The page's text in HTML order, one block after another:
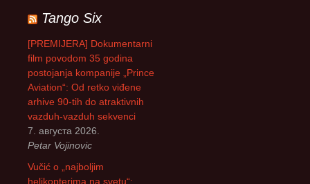
а
г
а
а
Tango Six
[PREMIJERA] Dokumentarni
film povodom 35 godina
postojanja kompanije „Prince
Aviation“: Od retko viđene
arhive 90-tih do atraktivnih
vazduh-vazduh sekvenci
7. августа 2026.
Petar Vojinovic
Vučić o „najboljim
helikopterima na svetu“: